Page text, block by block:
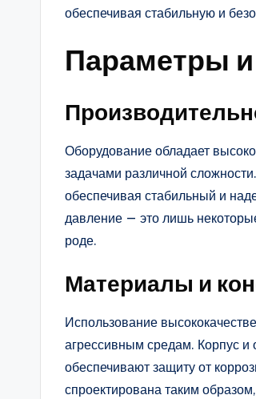
обеспечивая стабильную и
Параметры
Оборудование обладает
задачами различной
обеспечивая стабильный и
давление — это лишь
роде.
Материалы и
Использование
агрессивным средам. Корпус
обеспечивают защиту от
спроектирована таким